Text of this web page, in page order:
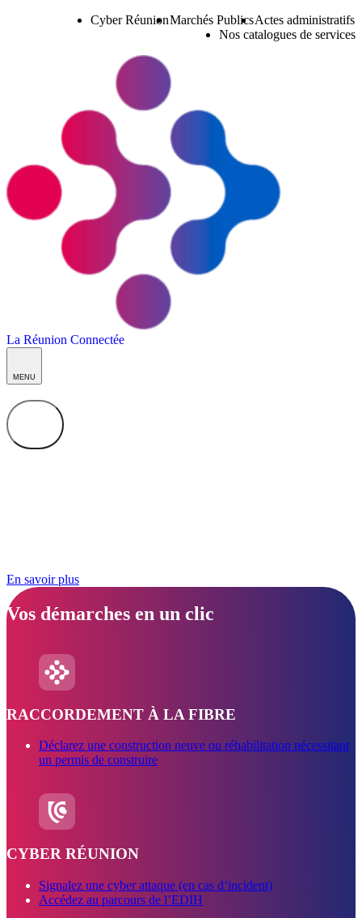
Cyber RéunionMarchés PublicsActes administratifs
Nos catalogues de services
La Réunion Connectée
MENU
Protéger et connecter
La Réunion
En savoir plus
Vos démarches en un clic
RACCORDEMENT À LA FIBRE
Déclarez une construction neuve ou réhabilitation nécessitant
un permis de construire
CYBER RÉUNION
Signalez une cyber attaque (en cas d’incident)
Accédez au parcours de l’EDIH